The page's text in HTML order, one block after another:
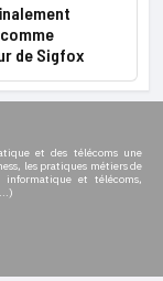
de Sigfox
et des télécoms une
les pratiques métiers de
informatique et télécoms,